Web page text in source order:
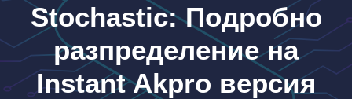
Stochastic: Подробно
разпределение на
Instant Akpro версия